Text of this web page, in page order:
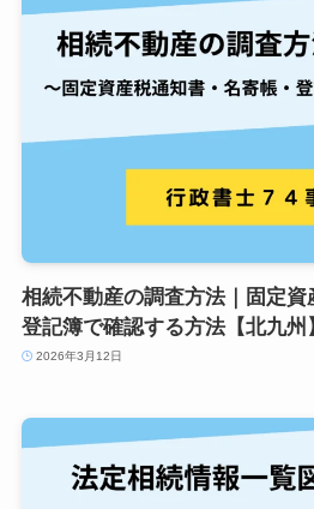
相続不動産の調査方法｜固定資
登記簿で確認する方法【北九州
2026年3月12日